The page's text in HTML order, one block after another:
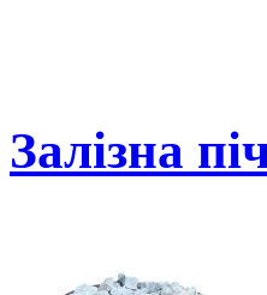
Залізна